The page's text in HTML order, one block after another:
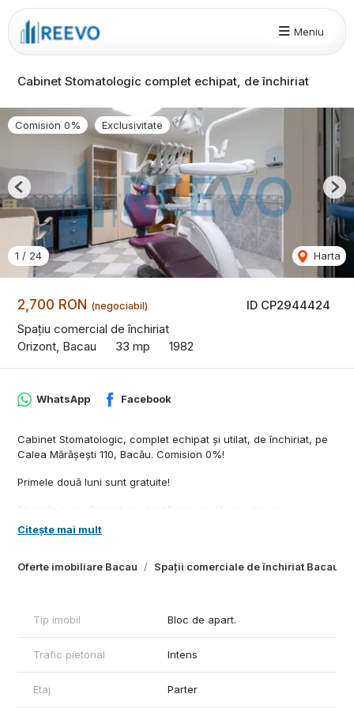
Meniu
Cabinet Stomatologic complet echipat, de închiriat
ID CP2944424
2,700 RON (negociabil)
Spațiu comercial de închiriat
Orizont, Bacau
33 mp 1982
Comision 0% Exclusivitate
1 / 24 Harta
Previous
Oferte imobiliare Bacau Spații comerciale de închiriat Bacau
WhatsApp Facebook
Cabinet Stomatologic, complet echipat și utilat, de închiriat, pe
Calea Mărășești 110, Bacău. Comision 0%!
Primele două luni sunt gratuite!
vizibilitate excelentă datorită traficului auto și pietonal intens.
treceri de pietoni și lângă stație de autobuz, într-o zonă cu
Detalii spațiu:
• Suprafață utilă: 33 mp
• Compartimentare eficientă:
- sală de așteptare
- cabinet stomatologic
Citește mai mult
Tip imobil Bloc de apart.
Trafic pietonal Intens
Etaj Parter